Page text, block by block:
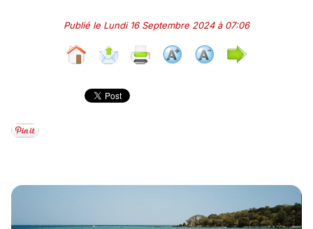
Publié le Lundi 16 Septembre 2024 à 07:06